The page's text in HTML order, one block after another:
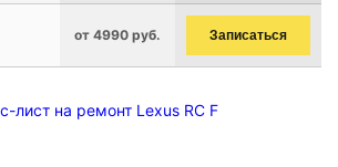
от 4990 руб. Записаться
лист на ремонт Lexus RC F